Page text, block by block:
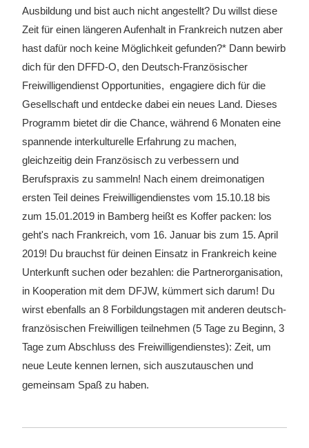
Ausbildung und bist auch nicht angestellt? Du willst diese
Zeit für einen längeren Aufenhalt in Frankreich nutzen aber
hast dafür noch keine Möglichkeit gefunden?* Dann bewirb
dich für den DFFD-O, den Deutsch-Französischer
Freiwilligendienst Opportunities, engagiere dich für die
Gesellschaft und entdecke dabei ein neues Land. Dieses
Programm bietet dir die Chance, während 6 Monaten eine
spannende interkulturelle Erfahrung zu machen,
gleichzeitig dein Französisch zu verbessern und
Berufspraxis zu sammeln! Nach einem dreimonatigen
ersten Teil deines Freiwilligendienstes vom 15.10.18 bis
zum 15.01.2019 in Bamberg heißt es Koffer packen: los
geht's nach Frankreich, vom 16. Januar bis zum 15. April
2019! Du brauchst für deinen Einsatz in Frankreich keine
Unterkunft suchen oder bezahlen: die Partnerorganisation,
in Kooperation mit dem DFJW, kümmert sich darum! Du
wirst ebenfalls an 8 Forbildungstagen mit anderen deutsch-
französischen Freiwilligen teilnehmen (5 Tage zu Beginn, 3
Tage zum Abschluss des Freiwilligendienstes): Zeit, um
neue Leute kennen lernen, sich auszutauschen und
gemeinsam Spaß zu haben.